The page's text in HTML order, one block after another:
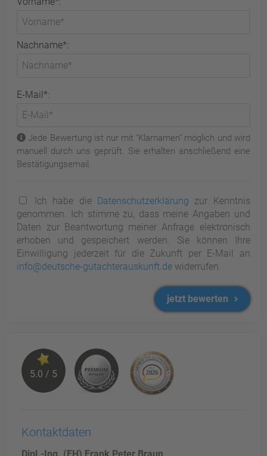
Nachname*:
E-Mail*:
Jede Bewertung ist nur mit "Klarnamen" möglich und wird
manuell durch uns geprüft. Sie erhalten anschließend eine
Bestätigungsemail.
Ich habe die Datenschutzerklärung zur Kenntnis
genommen. Ich stimme zu, dass meine Angaben und
Daten zur Beantwortung meiner Anfrage elektronisch
erhoben und gespeichert werden. Sie können Ihre
Einwilligung jederzeit für die Zukunft per E-Mail an
info@deutsche-gutachterauskunft.de widerrufen.
jetzt bewerten
5.0 / 5
Kontaktdaten